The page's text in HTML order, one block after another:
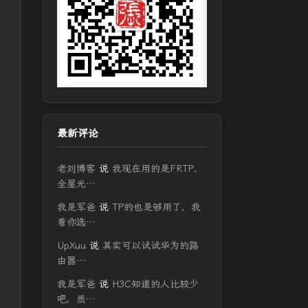
最新评论
老刘博客 说 我现在用的是FRTP，
全屋光…
我是军爸 说 TP的也是够用了，我
看你选…
UpXuu 说 其实可以试试华为的路
由器…
我是军爸 说 H3C知道的人比较少
吧，质…